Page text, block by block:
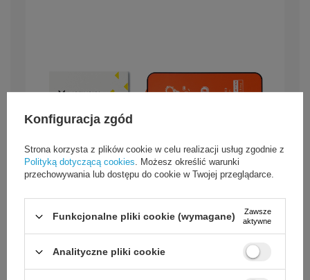
Konfiguracja zgód
Strona korzysta z plików cookie w celu realizacji usług zgodnie z
Polityką dotyczącą cookies . Możesz określić warunki
przechowywania lub dostępu do cookie w Twojej przeglądarce.
Funkcjonalne pliki cookie (wymagane)
Zawsze
aktywne
Analityczne pliki cookie